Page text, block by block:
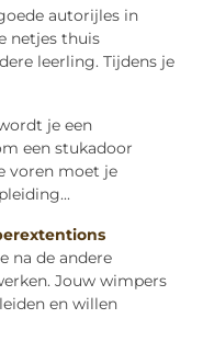
autorijles in
netjes thuis
leerling. Tijdens je
je een
een stukadoor
voren moet je
na de andere
Jouw wimpers
en willen